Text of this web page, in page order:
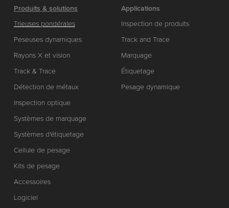
Produits & solutions
Trieuses pondérales
Peseuses dynamiques
Rayons X et vision
Track & Trace
Détection de métaux
Inspection optique
Systèmes de marquage
Systèmes d'étiquetage
Cellule de pesage
Kits de pesage
Accessoires
Logiciel
Applications
Inspection de produits
Track and Trace
Marquage
Étiquetage
Pesage dynamique